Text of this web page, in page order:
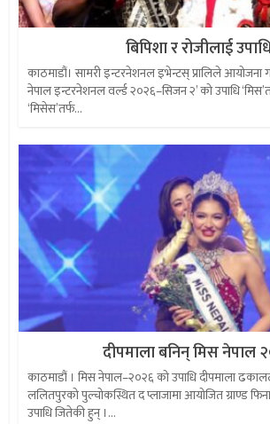
बिपिशा र रोजीलाई
काठमाडौं। सामरी इन्टरनेशनल इभेन्टस् प्रालिले आयोजना
नेपाल इन्टरनेशनल वर्ल्ड २०२६–सिजन २’ को उपाधि
‘मिसेस’तर्फ...
दीपमाला बनिन् मिस नेपाल
काठमाडौं । मिस नेपाल–२०२६ को उपाधि दीपमाला
ललितपुरको पुल्चोकस्थित द प्लाजामा आयोजित ग्राण्ड
उपाधि जितेकी हुन् ।...